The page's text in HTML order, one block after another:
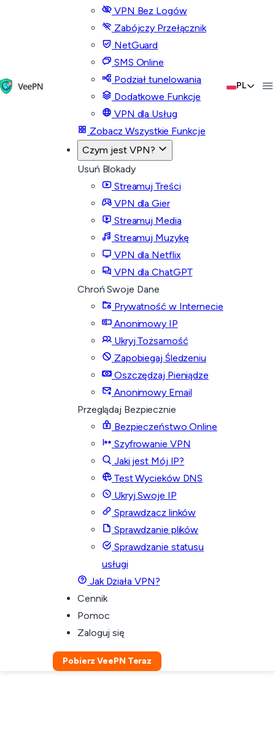
VPN Bez Logów
Zabójczy Przełącznik
NetGuard
SMS Online
Podział tunelowania
Dodatkowe Funkcje
VPN dla Usług
Zobacz Wszystkie Funkcje
Czym jest VPN?
Usuń Blokady
Streamuj Treści
VPN dla Gier
Streamuj Media
Streamuj Muzykę
VPN dla Netflix
VPN dla ChatGPT
Chroń Swoje Dane
Prywatność w Internecie
Anonimowy IP
Ukryj Tożsamość
Zapobiegaj Śledzeniu
Oszczędzaj Pieniądze
Anonimowy Email
Przeglądaj Bezpiecznie
Bezpieczeństwo Online
Szyfrowanie VPN
Jaki jest Mój IP?
Test Wycieków DNS
Ukryj Swoje IP
Sprawdzacz linków
Sprawdzanie plików
Sprawdzanie statusu
usługi
Jak Działa VPN?
Cennik
Pomoc
Zaloguj się
Pobierz VeePN Teraz
PL